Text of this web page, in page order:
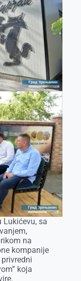
Lukićevu, sa
na
kompanije
koja